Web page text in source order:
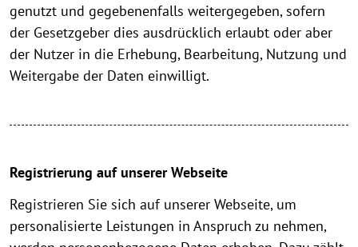
genutzt und gegebenenfalls weitergegeben, sofern
der Gesetzgeber dies ausdrücklich erlaubt oder aber
der Nutzer in die Erhebung, Bearbeitung, Nutzung und
Weitergabe der Daten einwilligt.
Registrierung auf unserer Webseite
Registrieren Sie sich auf unserer Webseite, um
personalisierte Leistungen in Anspruch zu nehmen,